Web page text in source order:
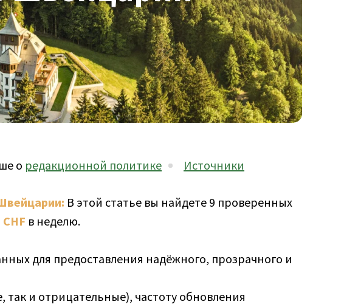
о редакционной политике Источники
В этой статье вы найдете 9 проверенных
в неделю.
для предоставления надёжного, прозрачного и
и отрицательные), частоту обновления